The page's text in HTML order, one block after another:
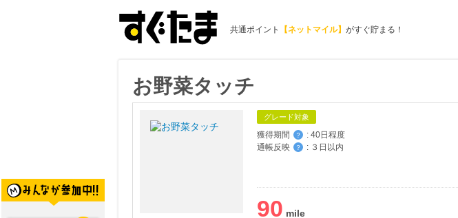
共通ポイント 【ネットマイル】 がすぐ貯まる！
お野菜タッチ
グレード対象
獲得期間 ？ : 40日程度
通帳反映
？ : ３日以内
90